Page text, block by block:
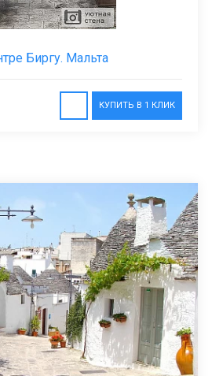
Биргу. Мальта
КУПИТЬ В 1 КЛИК